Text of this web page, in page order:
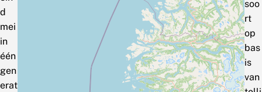
d
mei
in
één
gen
erat
soo
rt
op
bas
is
van